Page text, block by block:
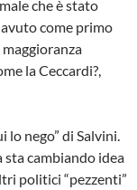
che è stato
come primo
la Ceccardi?,
lo nego” di Salvini.
sta cambiando idea
politici “pezzenti”